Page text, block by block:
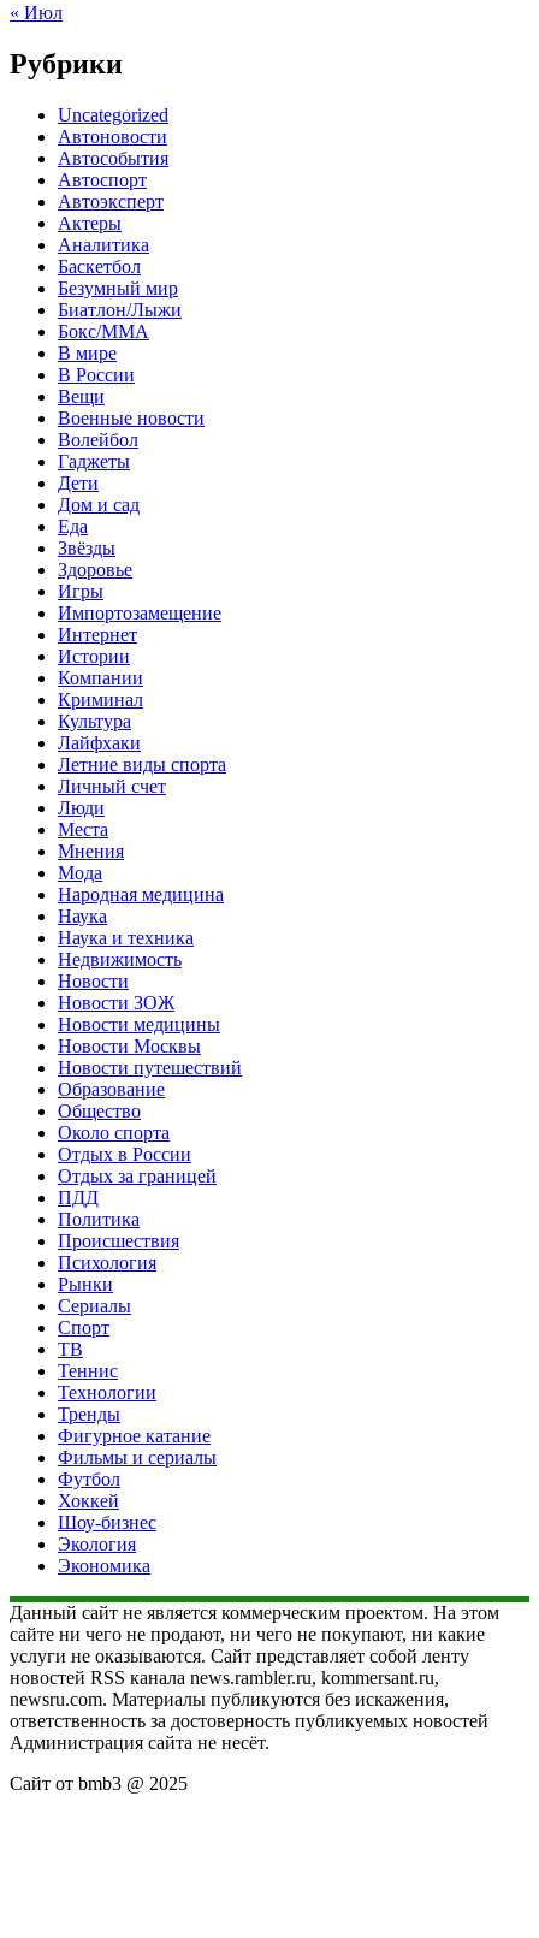
« Июл
Рубрики
Uncategorized
Автоновости
Автособытия
Автоспорт
Автоэксперт
Актеры
Аналитика
Баскетбол
Безумный мир
Биатлон/Лыжи
Бокс/MMA
В мире
В России
Вещи
Военные новости
Волейбол
Гаджеты
Дети
Дом и сад
Еда
Звёзды
Здоровье
Игры
Импортозамещение
Интернет
Истории
Компании
Криминал
Культура
Лайфхаки
Летние виды спорта
Личный счет
Люди
Места
Мнения
Мода
Народная медицина
Наука
Наука и техника
Недвижимость
Новости
Новости ЗОЖ
Новости медицины
Новости Москвы
Новости путешествий
Образование
Общество
Около спорта
Отдых в России
Отдых за границей
ПДД
Политика
Происшествия
Психология
Рынки
Сериалы
Спорт
ТВ
Теннис
Технологии
Тренды
Фигурное катание
Фильмы и сериалы
Футбол
Хоккей
Шоу-бизнес
Экология
Экономика
Данный сайт не является коммерческим проектом. На этом
сайте ни чего не продают, ни чего не покупают, ни какие
услуги не оказываются. Сайт представляет собой ленту
новостей RSS канала news.rambler.ru, kommersant.ru,
newsru.com. Материалы публикуются без искажения,
ответственность за достоверность публикуемых новостей
Администрация сайта не несёт.
Сайт от bmb3 @ 2025